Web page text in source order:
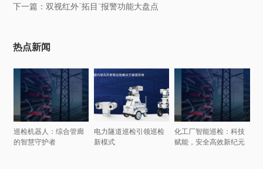
下一篇：双视红外“拓目”报警功能大盘点
热点新闻
巡检机器人：综合管廊
的智慧守护者
电力隧道巡检引领巡检
新模式
化工厂智能巡检：科技
赋能，安全高效新纪元